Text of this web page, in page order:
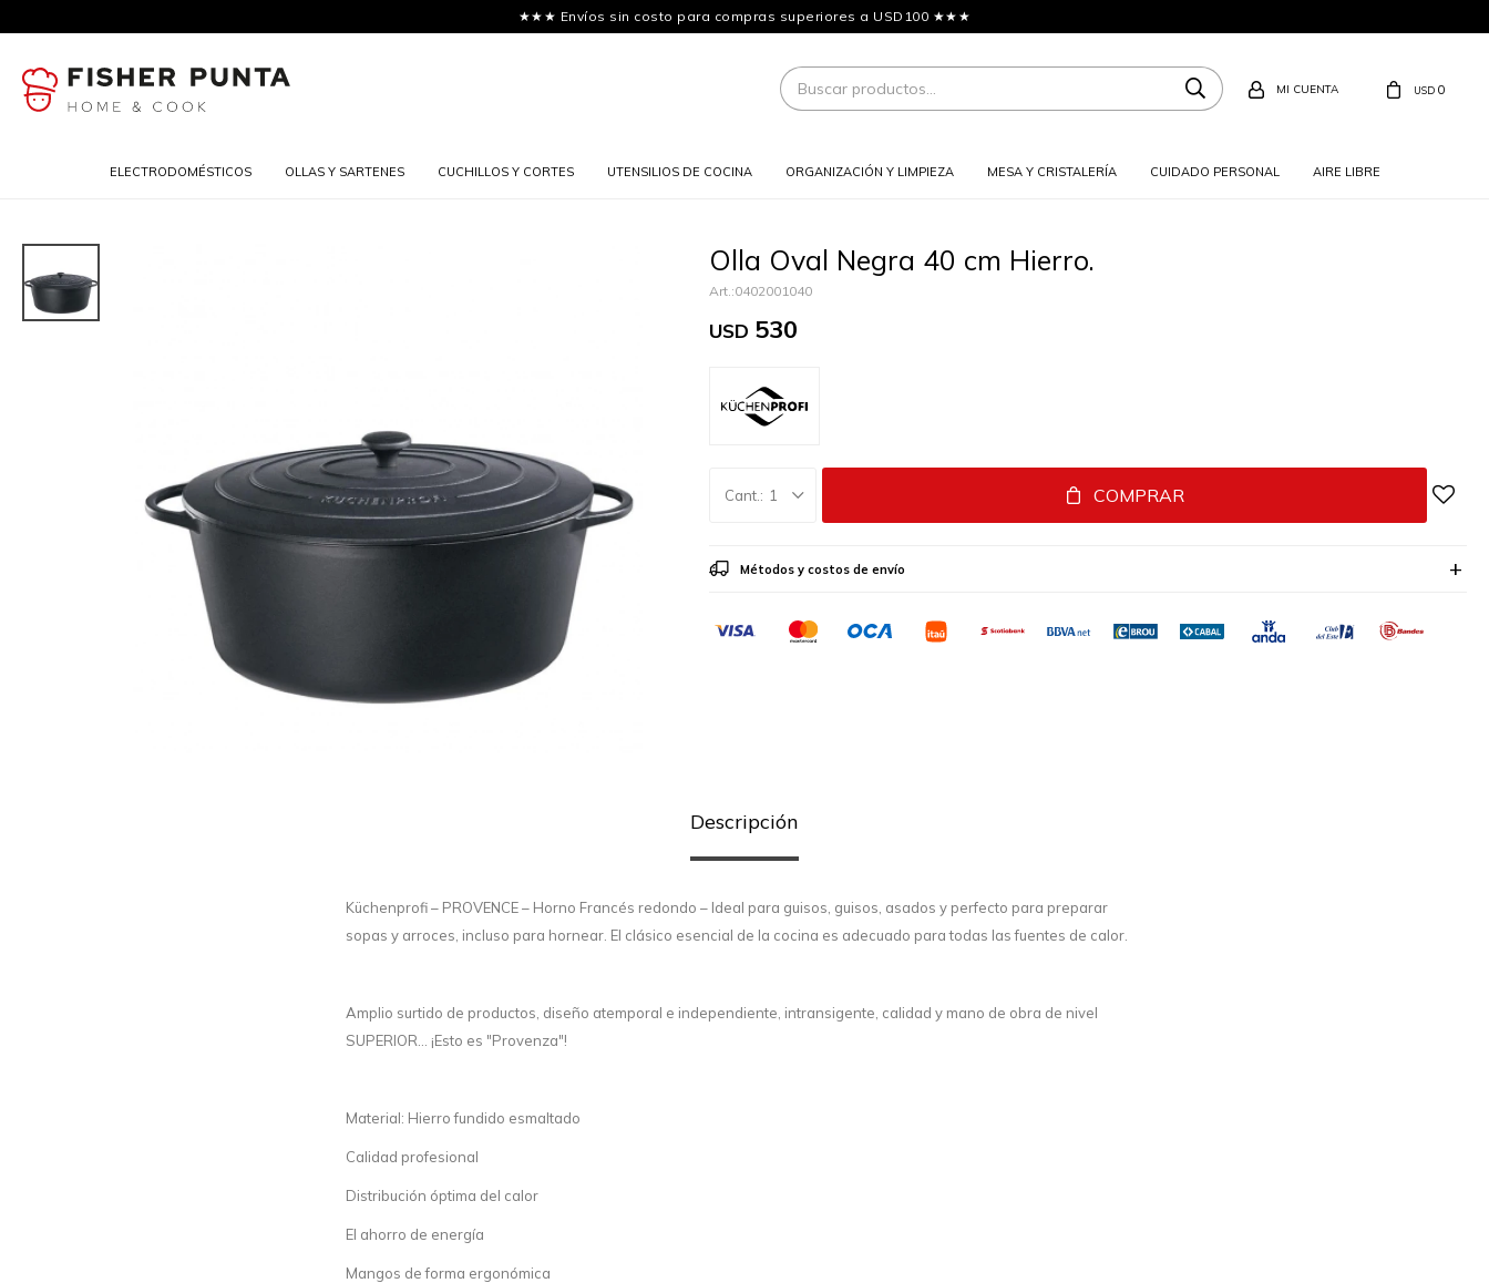
★★★ Envíos sin costo para compras superiores a USD100 ★★★
ELECTRODOMÉSTICOS OLLAS Y SARTENES CUCHILLOS Y CORTES UTENSILIOS DE COCINA ORGANIZACIÓN Y LIMPIEZA MESA Y CRISTALERÍA CUIDADO PERSONAL AIRE LIBRE
USD 0
Olla Oval Negra 40 cm Hierro.
0402001040
USD 530
1 COMPRAR
Métodos y costos de envío
Descripción
Küchenprofi – PROVENCE – Horno Francés redondo – Ideal para guisos, guisos, asados y perfecto para preparar
sopas y arroces, incluso para hornear. El clásico esencial de la cocina es adecuado para todas las fuentes de calor.
Amplio surtido de productos, diseño atemporal e independiente, intransigente, calidad y mano de obra de nivel
SUPERIOR... ¡Esto es "Provenza"!
Material: Hierro fundido esmaltado
Calidad profesional
Distribución óptima del calor
El ahorro de energía
Mangos de forma ergonómica